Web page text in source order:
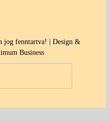
jog fenntartva! | Design &
Business